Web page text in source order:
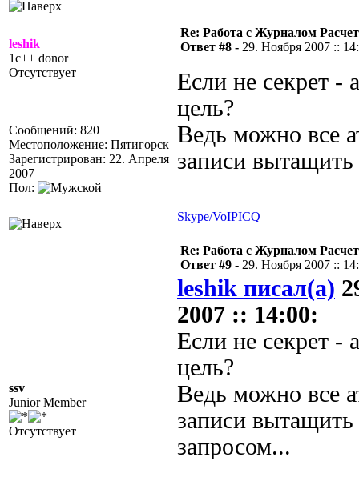
leshik
1c++ donor
Отсутствует
Сообщений: 820
Местоположение: Пятигорск
Зарегистрирован: 22. Апреля
2007
Пол:
Re: Работа с Журналом
Ответ #8 - 29. Ноября 2007 ::
Если не секрет -
цель?
Ведь можно все
записи
Skype/VoIPICQ
ssv
Junior Member
Отсутствует
Re: Работа с Журналом
Ответ #9 - 29. Ноября 2007 ::
leshik писал(а)
2007 :: 14:00:
Если не секрет -
цель?
Ведь можно все
записи вытащить
запросом...